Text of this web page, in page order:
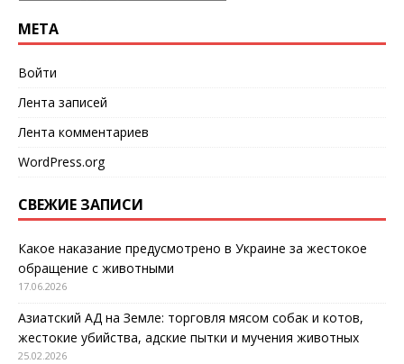
МЕТА
Войти
Лента записей
Лента комментариев
WordPress.org
СВЕЖИЕ ЗАПИСИ
Какое наказание предусмотрено в Украине за жестокое
обращение с животными
17.06.2026
Азиатский АД на Земле: торговля мясом собак и котов,
жестокие убийства, адские пытки и мучения животных
25.02.2026